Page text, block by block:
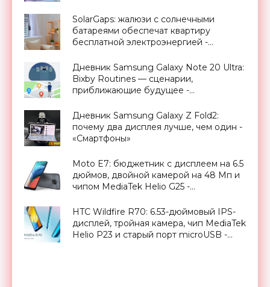
SolarGaps: жалюзи с солнечными
батареями обеспечат квартиру
бесплатной электроэнергией -
Дневник Samsung Galaxy Note 20 Ultra:
Bixby Routines — сценарии,
приближающие будущее -
Дневник Samsung Galaxy Z Fold2:
почему два дисплея лучше, чем один -
«Смартфоны»
Moto E7: бюджетник с дисплеем на 6.5
дюймов, двойной камерой на 48 Мп и
чипом MediaTek Helio G25 -
HTC Wildfire R70: 6.53-дюймовый IPS-
дисплей, тройная камера, чип MediaTek
Helio P23 и старый порт microUSB -